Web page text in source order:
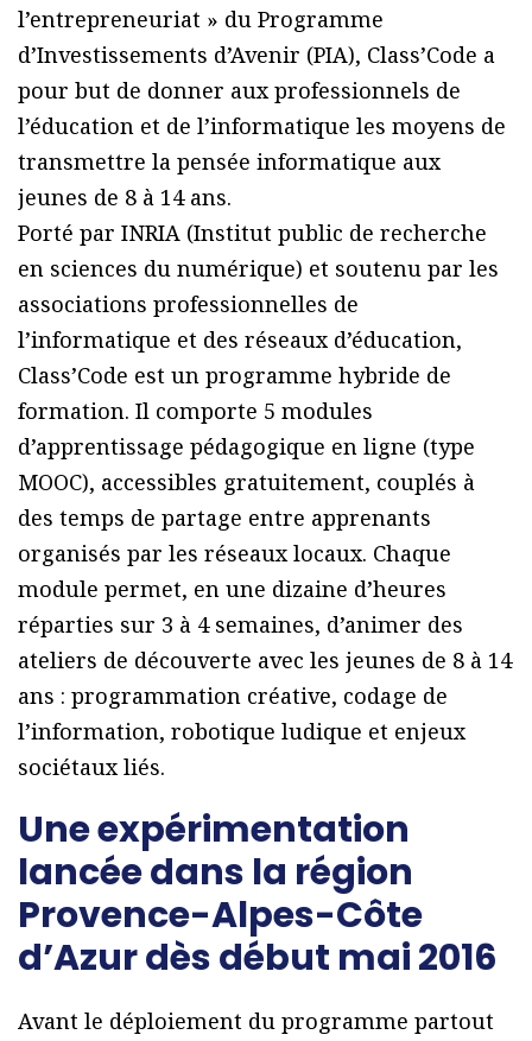
l’entrepreneuriat » du Programme
d’Investissements d’Avenir (PIA), Class’Code a
pour but de donner aux professionnels de
l’éducation et de l’informatique les moyens de
transmettre la pensée informatique aux
jeunes de 8 à 14 ans.
Porté par INRIA (Institut public de recherche
en sciences du numérique) et soutenu par les
associations professionnelles de
l’informatique et des réseaux d’éducation,
Class’Code est un programme hybride de
formation. Il comporte 5 modules
d’apprentissage pédagogique en ligne (type
MOOC), accessibles gratuitement, couplés à
des temps de partage entre apprenants
organisés par les réseaux locaux. Chaque
module permet, en une dizaine d’heures
réparties sur 3 à 4 semaines, d’animer des
ateliers de découverte avec les jeunes de 8 à 14
ans : programmation créative, codage de
l’information, robotique ludique et enjeux
sociétaux liés.
Une expérimentation
lancée dans la région
Provence-Alpes-Côte
d’Azur dès début mai 2016
Avant le déploiement du programme partout